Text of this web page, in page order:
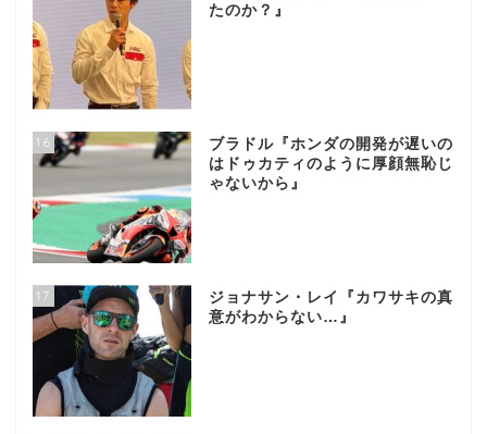
たのか？』
16
ブラドル『ホンダの開発が遅いの
はドゥカティのように厚顔無恥じ
ゃないから』
17
ジョナサン・レイ『カワサキの真
意がわからない…』